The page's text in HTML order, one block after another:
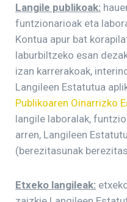
Langile publikoak:
funtzionarioak eta
Kontua apur bat
laburbiltzeko esan
izan karrerakoak,
Langileen Estatutua
Publikoaren Oinarrizko
langile laboralak,
arren, Langileen
(berezitasunak
Etxeko langileak: